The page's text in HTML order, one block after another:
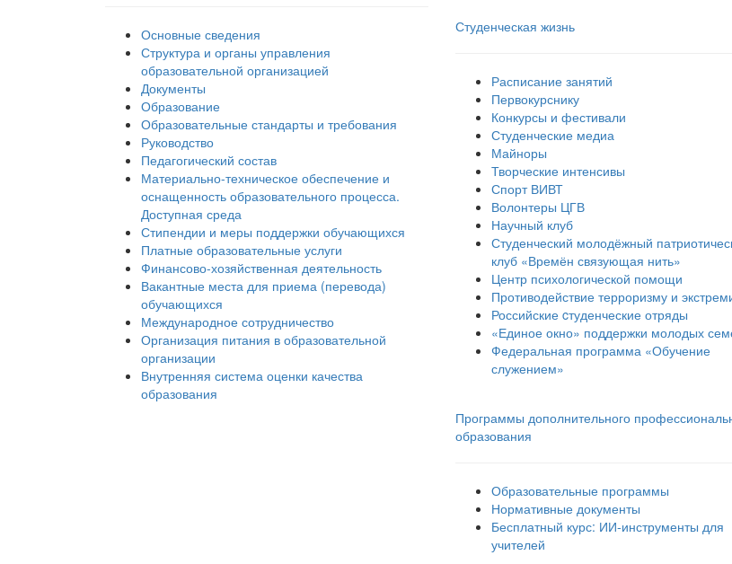
Основные сведения
Структура и органы управления
образовательной организацией
Документы
Образование
Образовательные стандарты и требования
Руководство
Педагогический состав
Материально-техническое обеспечение и
оснащенность образовательного процесса.
Доступная среда
Стипендии и меры поддержки обучающихся
Платные образовательные услуги
Финансово-хозяйственная деятельность
Вакантные места для приема (перевода)
обучающихся
Международное сотрудничество
Организация питания в образовательной
организации
Внутренняя система оценки качества
образования
Студенческая жизнь
Расписание занятий
Первокурснику
Конкурсы и фестивали
Студенческие медиа
Майноры
Творческие интенсивы
Спорт ВИВТ
Волонтеры ЦГВ
Научный клуб
Студенческий молодёжный
клуб «Времён связующая нить»
Центр психологической помощи
Противодействие терроризму и
Российские cтуденческие отряды
«Единое окно» поддержки молодых
Федеральная программа «Обучение
служением»
Программы дополнительного
образования
Образовательные программы
Нормативные документы
Бесплатный курс: ИИ‑инструменты для
учителей